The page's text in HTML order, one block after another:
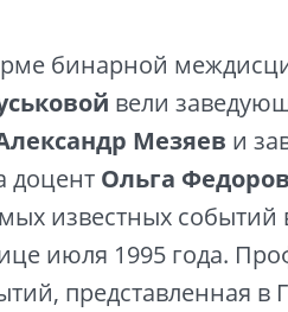
бинарной
вели
Мезяев и
доцент Ольга
известных
июля 1995 года.
представленная в